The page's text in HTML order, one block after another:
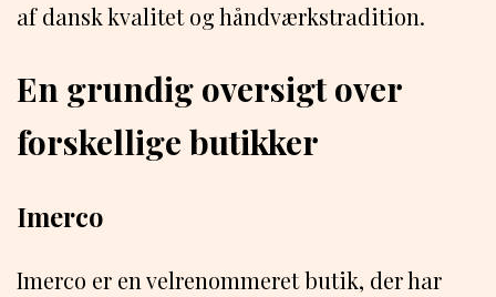
af dansk kvalitet og håndværkstradition.
En grundig oversigt over
forskellige butikker
Imerco
Imerco er en velrenommeret butik, der har